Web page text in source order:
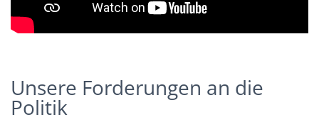
Unsere Forderungen an die
Politik